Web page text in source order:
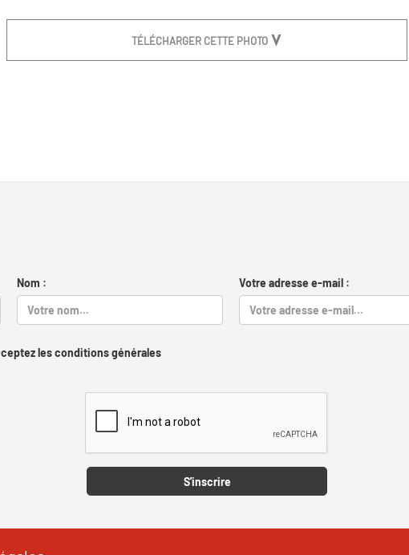
TÉLÉCHARGER CETTE PHOTO
Nom : Votre adresse e-mail :
les conditions générales
S'inscrire